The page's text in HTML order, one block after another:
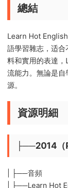
總結
Learn Hot
語學習雜志，适
料和實用的表達
流能力。無論是
源。
資源明細
├──2014（
| ├──音頻
| ├──Learn Hot